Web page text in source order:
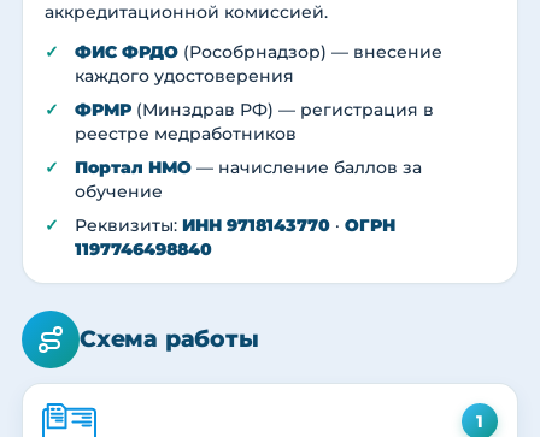
аккредитационной комиссией.
ФИС ФРДО (Рособрнадзор) — внесение
каждого удостоверения
ФРМР (Минздрав РФ) — регистрация в
реестре медработников
Портал НМО — начисление баллов за
обучение
Реквизиты: ИНН 9718143770 · ОГРН
1197746498840
Схема работы
1